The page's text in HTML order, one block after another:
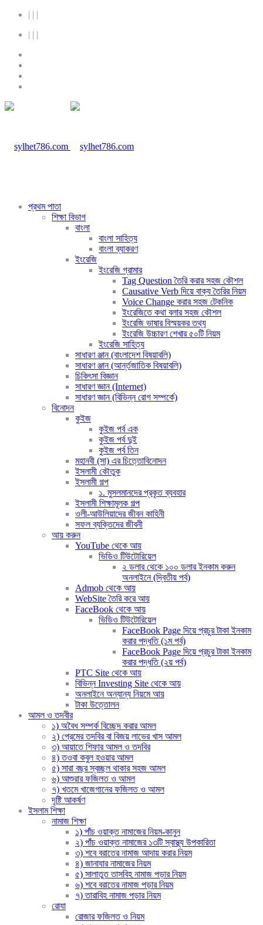
| | |
| | |
প্রথম পাতা
শিক্ষা বিভাগ
বাংলা
বাংলা সাহিত্য
বাংলা ব্যাকরণ
ইংরেজি
ইংরেজি গ্রামার
Tag Question তৈরি করার সহজ কৌশল
Causative Verb দিয়ে বাক্য তৈরির নিয়ম
Voice Change করার সহজ টেকনিক
ইংরেজিতে কথা বলার সহজ কৌশল
ইংরেজি ভাষার বিস্ময়কর তথ্য
ইংরেজি উচ্চারণ শেখার ৫০টি নিয়ম
ইংরেজি সাহিত্য
সাধারণ ঞ্জান (বাংলাদেশ বিষয়াবলি)
সাধারণ ঞ্জান (আর্ন্তজাতিক বিষয়াবলি)
চিকিৎসা বিজ্ঞান
সাধারণ জ্ঞান (Internet)
সাধারণ জ্ঞান (বিভিন্ন রোগ সম্পর্কে)
বিনোদন
কুইজ
কুইজ পর্ব এক
কুইজ পর্ব দুই
কুইজ পর্ব তিন
মহানবী (সা) এর চিত্তোবিনোদন
ইসলামী কৌতুক
ইসলামী গল্প
১. মুসলমানদের প্রকৃত ব্যবহার
ইসলামী শিক্ষামূলক গল্প
ওলী-আউলিয়াদের জীবন কাহিনী
সফল ব্যক্তিদের জীবনী
আয় করুন
YouTube থেকে আয়
ভিডিও টিউটোরিয়েল
২ ডলার থেকে ১০০ ডলার ইনকাম করুন
অনলাইনে (দ্বিতীয় পর্ব)
Admob থেকে আয়
WebSite তৈরি করে আয়
FaceBook থেকে আয়
ভিডিও টিউটোরিয়েল
FaceBook Page দিয়ে প্রচুর টাকা ইনকাম
করার পদ্ধতি (১ম পর্ব)
FaceBook Page দিয়ে প্রচুর টাকা ইনকাম
করার পদ্ধতি (২য় পর্ব)
PTC Site থেকে আয়
বিভিন্ন Investing Site থেকে আয়
অনলাইনে অন্যান্য নিয়মে আয়
টাকা উত্তোলন
আমল ও তদবীর
১) অবৈধ সম্পর্ক বিচ্ছেদ করার আমল
২) প্রেমের তদবির বা বিজয় লাভের খাস আমল
৩) আয়াতে শিফার আমল ও তদবির
৪) তওবা কবুল হওয়ার আমল
৫) সারা বছর স্বচ্ছল থাকার সহজ আমল
৬) আশুরার ফজিলত ও আমল
৭) খতমে খাজেগানের ফজিলত ও আমল
দৃষ্টি আকর্ষণ
ইসলাম শিক্ষা
নামাজ শিক্ষা
১) পাঁচ ওয়াক্ত নামাজের নিয়ম-কানুন
২) পাঁচ ওয়াক্ত নামাজের ১৩টি স্বাস্থ্য উপকারিতা
৩) শবে বরাতের নামাজ আদায় করার নিয়ম
৪) জানাযার নামাজের নিয়ম
৫) সালাতুত তাসবিহ নামাজ পড়ার নিয়ম
৬) শবে বরাতের নামাজ পড়ার নিয়ম
৭) তারাবিহ নামাজ পড়ার নিয়ম
রোযা
রোজার ফজিলত ও নিয়ম